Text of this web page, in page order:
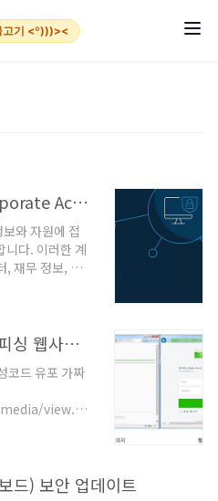
고기 <º)))><
기업 계정 탈취 공격 (Corporate Account Takeover, CATO) 특징 및 과정 그리고 방어
와 자원에 접
니다. 이러한 계
, 재무 정보, 비
대한 접근을
은 매우 중요
내부 정보는 경
허, 기술적인 혁
니다. 고객 데
정보와 금융 데
유출되면 고객
유명 포털 사이트 위장한 피싱 웹사이트 주의
코드 유포 가짜
view.asp?
로그인 페이
은
했다고 밝혔
드) 보안 업데이트